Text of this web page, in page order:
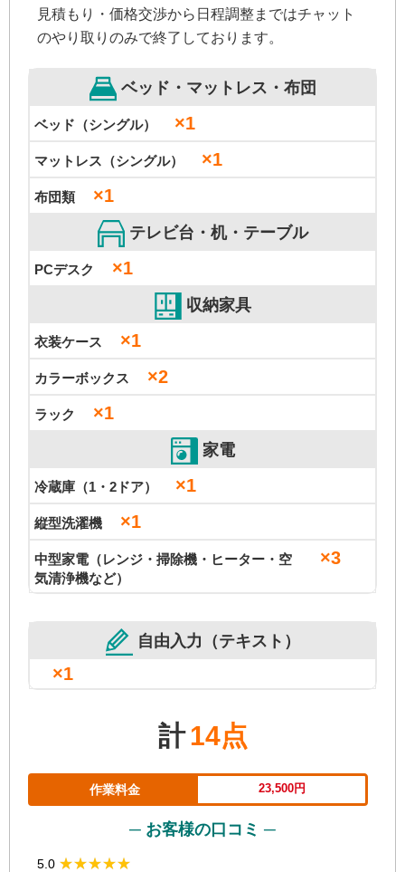
見積もり・価格交渉から日程調整まではチャット
のやり取りのみで終了しております。
ベッド・マットレス・布団
ベッド（シングル） ×1
マットレス（シングル） ×1
布団類 ×1
テレビ台・机・テーブル
PCデスク ×1
収納家具
衣装ケース ×1
カラーボックス ×2
ラック ×1
家電
冷蔵庫（1・2ドア） ×1
縦型洗濯機 ×1
中型家電（レンジ・掃除機・ヒーター・空
気清浄機など）
×3
自由入力（テキスト）
×1
計14点
作業料金 23,500円
─ お客様の口コミ ─
5.0 ★★★★★
★★★★★